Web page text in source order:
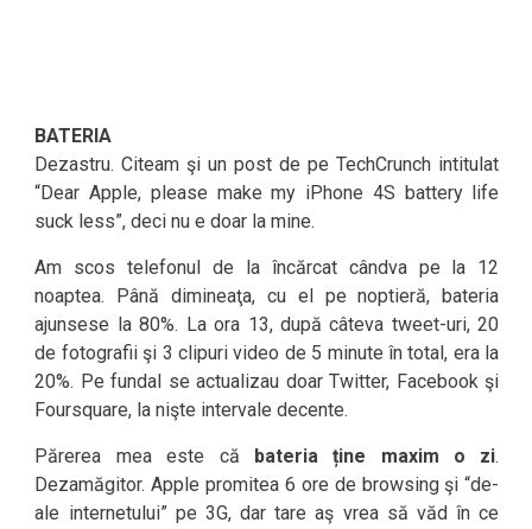
BATERIA
Dezastru. Citeam şi un post de pe TechCrunch intitulat
“Dear Apple, please make my iPhone 4S battery life
suck less”, deci nu e doar la mine.
Am scos telefonul de la încărcat cândva pe la 12
noaptea. Până dimineaţa, cu el pe noptieră, bateria
ajunsese la 80%. La ora 13, după câteva tweet-uri, 20
de fotografii şi 3 clipuri video de 5 minute în total, era la
20%. Pe fundal se actualizau doar Twitter, Facebook şi
Foursquare, la nişte intervale decente.
Părerea mea este că bateria ține maxim o zi.
Dezamăgitor. Apple promitea 6 ore de browsing şi “de-
ale internetului” pe 3G, dar tare aş vrea să văd în ce